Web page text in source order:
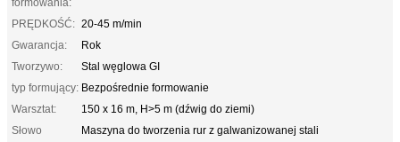
formowania:
PRĘDKOŚĆ: 20-45 m/min
Gwarancja:
Rok
Tworzywo:
Stal węglowa GI
typ formujący: Bezpośrednie formowanie
Warsztat:
150 x 16 m, H>5 m (dźwig do ziemi)
Słowo
Maszyna do tworzenia rur z galwanizowanej stali